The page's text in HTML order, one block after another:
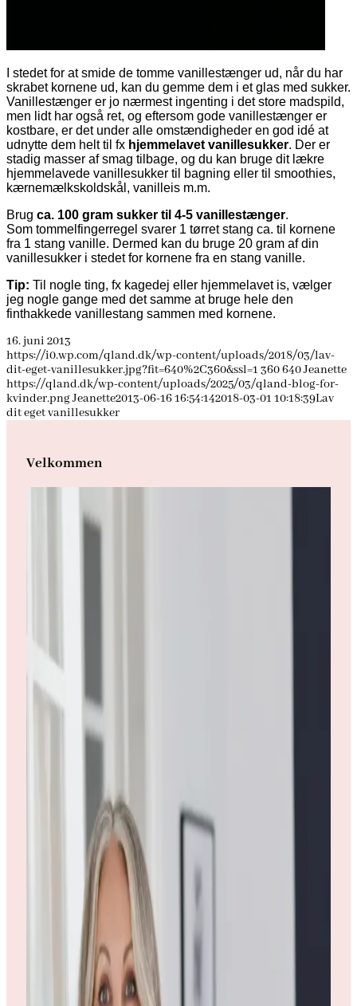
I stedet for at smide de tomme vanillestænger ud, når du har
skrabet kornene ud, kan du gemme dem i et glas med sukker.
Vanillestænger er jo nærmest ingenting i det store madspild,
men lidt har også ret, og eftersom gode vanillestænger er
kostbare, er det under alle omstændigheder en god idé at
udnytte dem helt til fx hjemmelavet vanillesukker. Der er
stadig masser af smag tilbage, og du kan bruge dit lækre
hjemmelavede vanillesukker til bagning eller til smoothies,
kærnemælkskoldskål, vanilleis m.m.
Brug ca. 100 gram sukker til 4-5 vanillestænger.
Som tommelfingerregel svarer 1 tørret stang ca. til kornene
fra 1 stang vanille. Dermed kan du bruge 20 gram af din
vanillesukker i stedet for kornene fra en stang vanille.
Tip: Til nogle ting, fx kagedej eller hjemmelavet is, vælger
jeg nogle gange med det samme at bruge hele den
finthakkede vanillestang sammen med kornene.
16. juni 2013
https://i0.wp.com/qland.dk/wp-content/uploads/2018/03/lav-
dit-eget-vanillesukker.jpg?fit=640%2C360&ssl=1 360640Jeanette
https://qland.dk/wp-content/uploads/2025/03/qland-blog-for-
kvinder.pngJeanette2013-06-16 16:54:142018-03-01 10:18:39Lav
dit eget vanillesukker
Velkommen